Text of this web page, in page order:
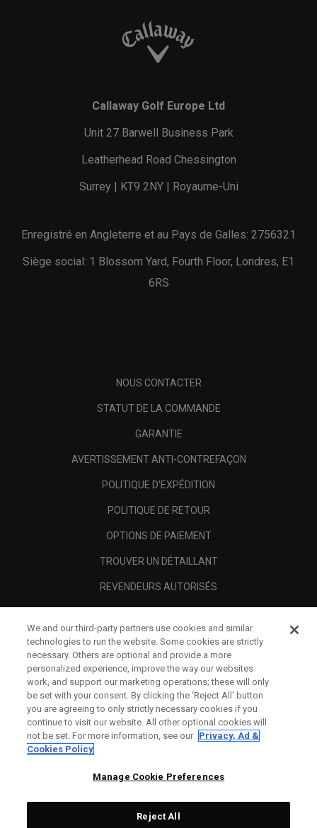
Callaway Golf Europe Ltd
Unit 27 Barwell Business Park
Leatherhead Road Chessington
Surrey | KT9 2NY | Royaume-Uni
Enregistré en Angleterre et au Pays de Galles: 2756321
Siège social: 1 Blossom Yard, Fourth Floor, Londres, E1
6RS
NOUS CONTACTER
STATUT DE LA COMMANDE
GARANTIE
AVERTISSEMENT ANTI-CONTREFAÇON
POLITIQUE D'EXPÉDITION
POLITIQUE DE RETOUR
OPTIONS DE PAIEMENT
TROUVER UN DÉTAILLANT
REVENDEURS AUTORISÉS
A PROPOS
MENTIONS LÉGALES
We and our third-party partners use cookies and similar
technologies to run the website. Some cookies are strictly
necessary. Others are optional and provide a more
personalized experience, improve the way our websites
work, and support our marketing operations; these will only
be set with your consent. By clicking the ‘Reject All' button
you are agreeing to only strictly necessary cookies if you
continue to visit our website. All other optional cookies will
not be set. For more information, see our Privacy, Ad &
Cookies Policy
Manage Cookie Preferences
Reject All